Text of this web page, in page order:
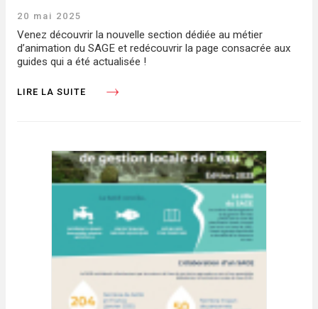
20 mai 2025
Venez découvrir la nouvelle section dédiée au métier
d’animation du SAGE et redécouvrir la page consacrée aux
guides qui a été actualisée !
LIRE LA SUITE